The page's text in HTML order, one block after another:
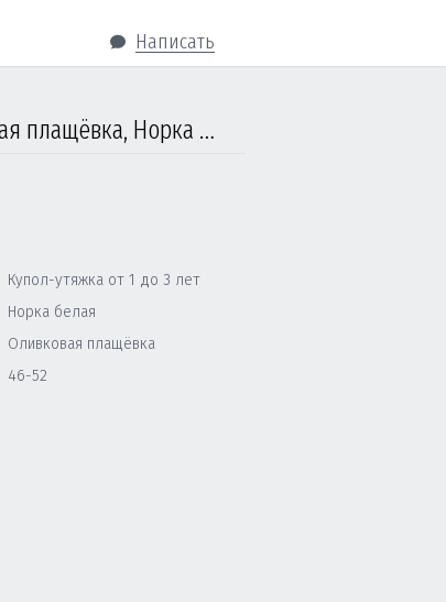
Написать
Ушанка детская от 1 до 3 лет, Купол-утяжка, Оливковая плащёвка, Норка белая
Купол-утяжка от 1 до 3 лет
Норка белая
Оливковая плащёвка
46-52